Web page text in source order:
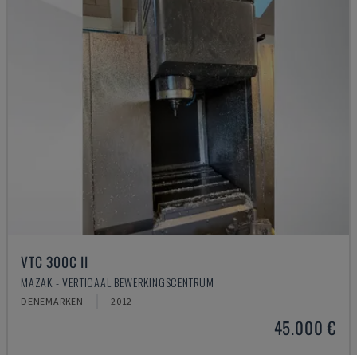
VTC 300C II
MAZAK - VERTICAAL BEWERKINGSCENTRUM
DENEMARKEN 2012
45.000 €